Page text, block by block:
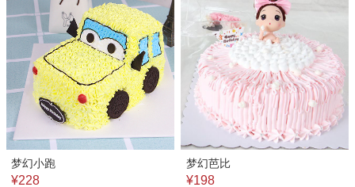
梦幻小跑
¥228
梦幻芭比
¥198